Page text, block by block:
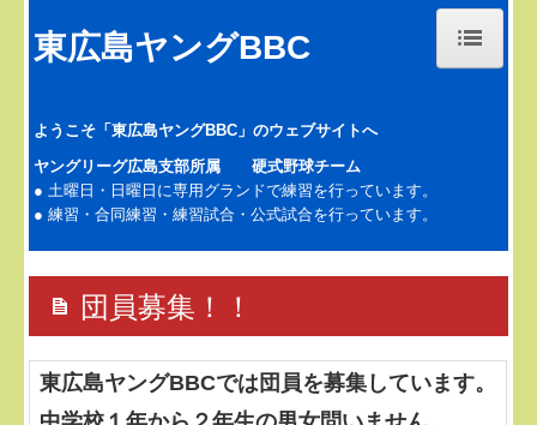
スケジュール
指導方針・スタッフ
チームメイト紹介
野球仲間募集中！
東広島ヤングBBC
ようこそ「東広島ヤングBBC」のウェブサイトへ
ヤングリーグ広島支部所属 硬式野球チーム
● 土曜日・日曜日に専用グランドで練習を行っています。
● 練習・合同練習・練習試合・公式試合を行っています。
団員募集！！
東広島ヤングBBCでは団員を募集しています。